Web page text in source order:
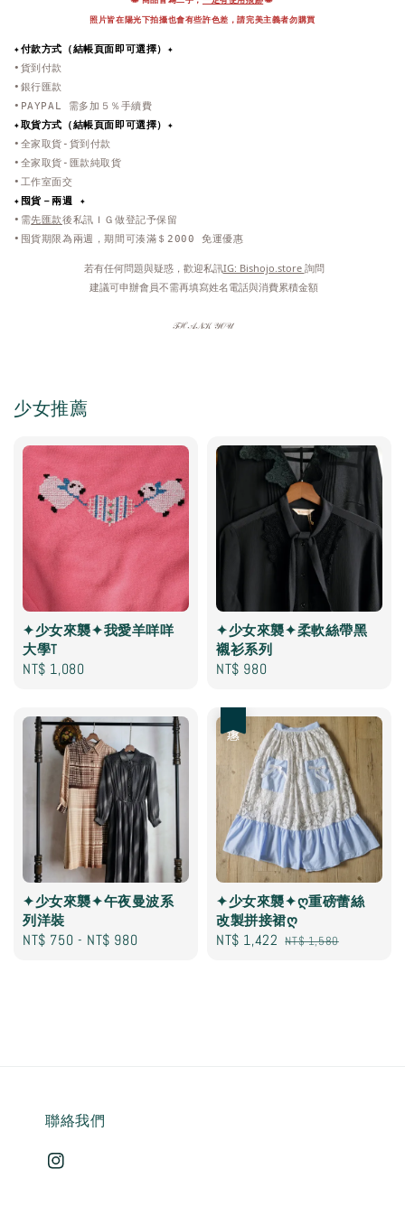
照片皆在陽光下拍攝也會有些許色差，請完美主義者勿購買
✦付款方式（結帳頁面即可選擇）✦
•貨到付款
•銀行匯款
•PAYPAL 需多加５％手續費
✦取貨方式 （結帳頁面即可選擇） ✦
•全家取貨-貨到付款
•全家取貨-匯款純取貨
•工作室面交
✦ 囤貨－兩週 ✦
•需先匯款後私訊ＩＧ做登記予保留
•囤貨期限為兩週，期間可湊滿＄2000 免運優惠
若有任何問題與疑惑，歡迎私訊IG: Bishojo.store 詢問
建議可申辦會員不需再填寫姓名電話與消費累積金額
𝒯ℋ𝒜𝒩𝒦 𝒴𝒪𝒰
少女推薦
✦少女來襲✦我愛羊咩咩
大學T
Regular
NT$ 1,080
✦少女來襲✦柔軟絲帶黑
襯衫系列
Regular
NT$ 980
✦少女來襲✦午夜曼波系
列洋裝
Regular
NT$ 750 - NT$ 980
✦少女來襲✦ღ重磅蕾絲
改製拼接裙ღ
Sale
NT$ 1,422 Regular
NT$ 1,580
聯絡我們